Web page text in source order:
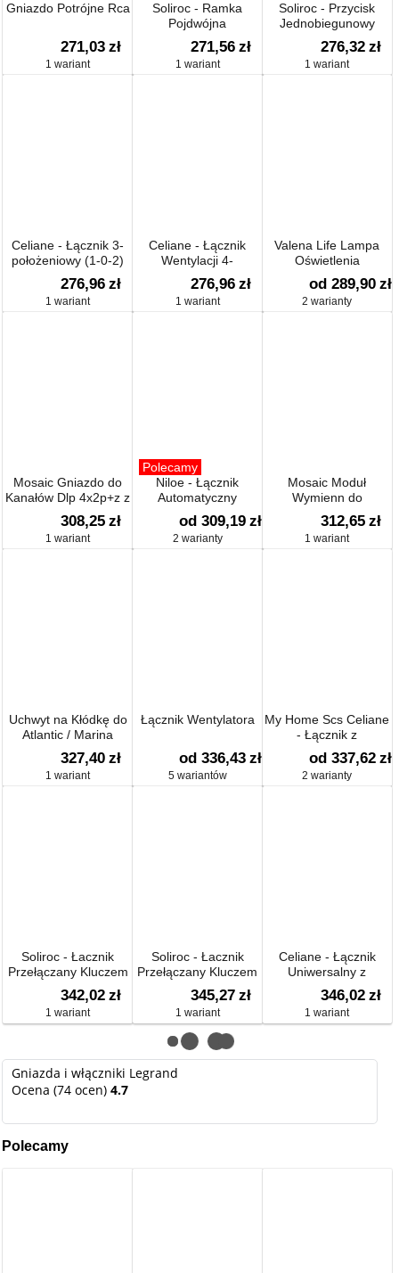
Gniazdo Potrójne Rca
271,03 zł
1 wariant
Soliroc - Ramka
Pojdwójna
271,56 zł
1 wariant
Soliroc - Przycisk
Jednobiegunowy
Podświetlany
276,32 zł
1 wariant
Celiane - Łącznik 3-
położeniowy (1-0-2)
276,96 zł
1 wariant
Celiane - Łącznik
Wentylacji 4-
położeniowy (1-0-2-3)
276,96 zł
1 wariant
Valena Life Lampa
Oświetlenia
Awaryjnego
od 289,90 zł
2 warianty
Mosaic Gniazdo do
Kanałów Dlp 4x2p+z z
Blokadą/zaciski
Śrubowe Czerwone
16a-250v~
308,25 zł
1 wariant
Polecamy
Niloe - Łącznik
Automatyczny
od 309,19 zł
2 warianty
Mosaic Moduł
Wymienn do
Ochronnik
Przeciwprzepięciowy
Nr. Ref. 0775 40
312,65 zł
1 wariant
Uchwyt na Kłódkę do
Atlantic / Marina
327,40 zł
1 wariant
Łącznik Wentylatora
od 336,43 zł
5 wariantów
My Home Scs Celiane
- Łącznik z
Detektorem Ruchu
od 337,62 zł
2 warianty
Soliroc - Łacznik
Przełączany Kluczem
2-pozycje No
342,02 zł
1 wariant
Soliroc - Łacznik
Przełączany Kluczem
3-pozycje No
345,27 zł
1 wariant
Celiane - Łącznik
Uniwersalny z
Automatycznym
Wyłaczeniem (12 –
150 W, 8 – 30 w Dla
346,02 zł
1 wariant
Gniazda i włączniki Legrand
Ocena (74 ocen)4.7
Polecamy